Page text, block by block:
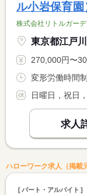
ル小岩保育園
株式会社リトルガー
東京都江戸
270,000円〜300,000円 ※フルタ
日曜日，祝日
求人
ハローワーク求人（掲載
パート・アルバイト